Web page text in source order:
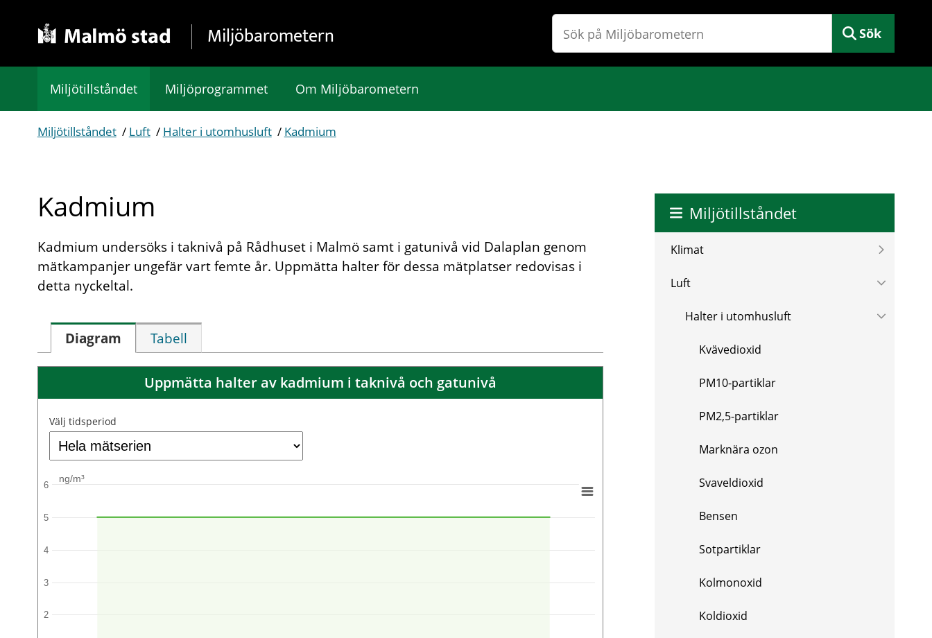
Miljöbarometern Sök
Miljötillståndet Miljöprogrammet Om Miljöbarometern
Miljötillståndet / Luft / Halter i utomhusluft / Kadmium
Kadmium
Kadmium undersöks i taknivå på Rådhuset i Malmö samt i gatunivå vid Dalaplan genom
mätkampanjer ungefär vart femte år. Uppmätta halter för dessa mätplatser redovisas i
detta nyckeltal.
Diagram Tabell
Uppmätta halter av kadmium i taknivå och gatunivå
Välj tidsperiod
ng/m³
2
3
4
5
6
Miljötillståndet
Klimat
Luft
Halter i utomhusluft
Kvävedioxid
PM10-partiklar
PM2,5-partiklar
Marknära ozon
Svaveldioxid
Bensen
Sotpartiklar
Kolmonoxid
Koldioxid